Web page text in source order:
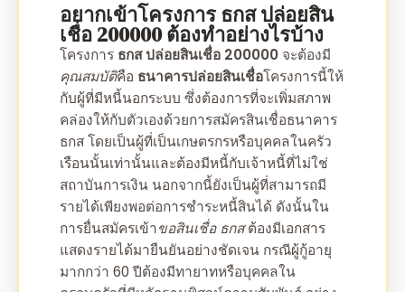
อยากเข้าโครงการ ธกส ปล่อยสิน
เชื่อ 200000ต้องทำอย่างไรบ้าง
โครงการ ธกส ปล่อยสินเชื่อ 200000 จะต้องมี
คุณสมบัติคือ ธนาคารปล่อยสินเชื่อโครงการนี้ให้
กับผู้ที่มีหนี้นอกระบบ ซึ่งต้องการที่จะเพิ่มสภาพ
คล่องให้กับตัวเองด้วยการสมัครสินเชื่อธนาคาร
ธกส โดยเป็นผู้ที่เป็นเกษตรกรหรือบุคคลในครัว
เรือนนั้นเท่านั้นและต้องมีหนี้กับเจ้าหนี้ที่ไม่ใช่
สถาบันการเงิน นอกจากนี้ยังเป็นผู้ที่สามารถมี
รายได้เพียงพอต่อการชำระหนี้สินได้ ดังนั้นใน
การยื่นสมัครเข้าขอสินเชื่อ ธกสต้องมีเอกสาร
แสดงรายได้มายืนยันอย่างชัดเจน กรณีผู้กู้อายุ
มากกว่า 60 ปีต้องมีทายาทหรือบุคคลใน